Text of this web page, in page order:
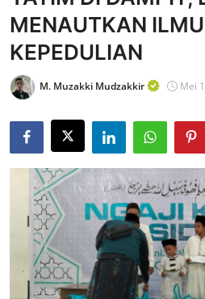
Edukasi ZIS
Contact
Majalah
Gallery
Donasi
MENAUTKAN
KEPEDULIAN
M. Muzakki Mudzakkir Mei